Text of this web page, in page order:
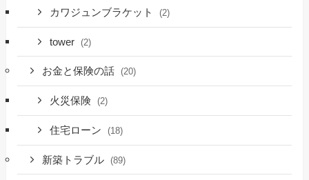
カワジュンブラケット (2)
tower (2)
お金と保険の話 (20)
火災保険 (2)
住宅ローン (18)
新築トラブル (89)